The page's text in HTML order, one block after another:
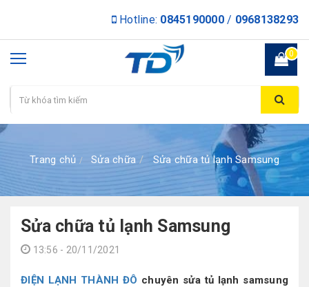
Hotline: 0845190000/ 0968138293
0
Trang chủ Sửa chữa Sửa chữa tủ lạnh Samsung
Sửa chữa tủ lạnh Samsung
13:56 - 20/11/2021
ĐIỆN LẠNH THÀNH ĐÔ chuyên sửa tủ lạnh samsung